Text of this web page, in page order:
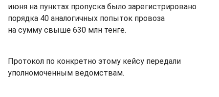
июня на пунктах пропуска было зарегистрировано
порядка 40 аналогичных попыток провоза
на сумму свыше 630 млн тенге.
Протокол по конкретно этому кейсу передали
уполномоченным ведомствам.